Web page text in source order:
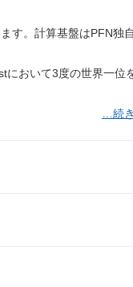
す。計算基盤はPFN独
において3度の世界一位
…続